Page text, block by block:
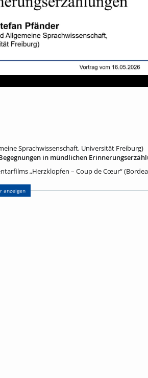
Sprachwissenschaft, Universität Freiburg)
in mündlichen
„Herzklopfen – Coup de Cœur“
an Erinnerungsorte und erzählen davon, wie
oder Frankreich eine gemeinsame
anzeigen